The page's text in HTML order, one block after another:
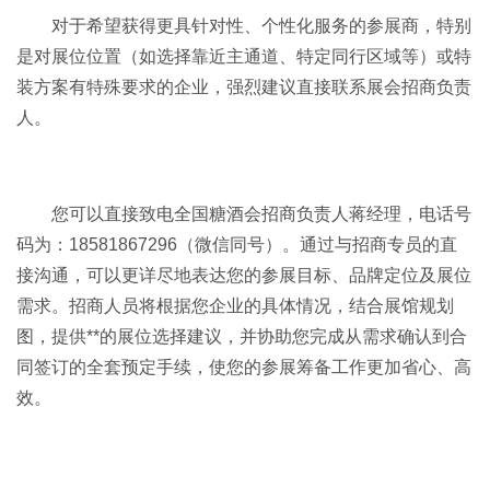
对于希望获得更具针对性、个性化服务的参展商，特别
是对展位位置（如选择靠近主通道、特定同行区域等）或特
装方案有特殊要求的企业，强烈建议直接联系展会招商负责
人。
您可以直接致电全国糖酒会招商负责人蒋经理，电话号
码为：18581867296（微信同号）。通过与招商专员的直
接沟通，可以更详尽地表达您的参展目标、品牌定位及展位
需求。招商人员将根据您企业的具体情况，结合展馆规划
图，提供**的展位选择建议，并协助您完成从需求确认到合
同签订的全套预定手续，使您的参展筹备工作更加省心、高
效。